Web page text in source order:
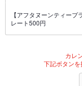
【アフタヌーンティー
レート500円
カレ
下記ボタンを